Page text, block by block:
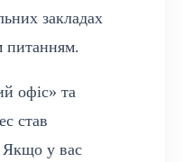
закладах
питанням.
офіс» та
став
Якщо у вас